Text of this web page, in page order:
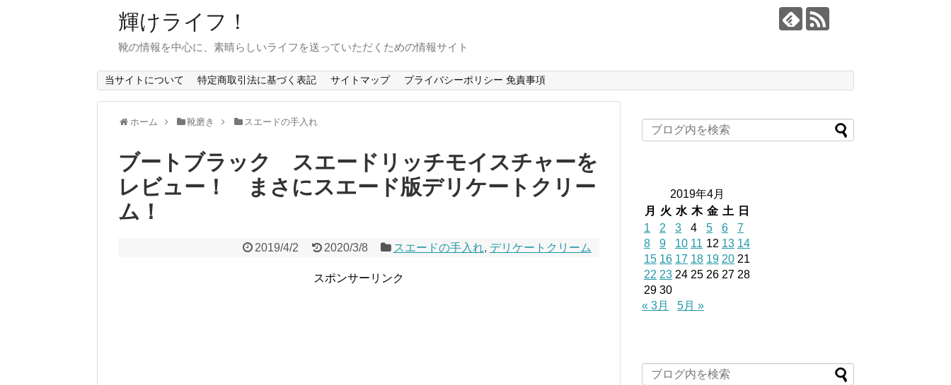
輝けライフ！
靴の情報を中心に、素晴らしいライフを送っていただくための情報サイト
当サイトについて 特定商取引法に基づく表記 サイトマップ プライバシーポリシー 免責事項
ホーム 靴磨き スエードの手入れ
ブートブラック スエードリッチモイスチャーを
レビュー！ まさにスエード版デリケートクリー
ム！
2019/4/2 2020/3/8 スエードの手入れ, デリケートクリーム
スポンサーリンク
2019年4月
月
火 水 木 金 土
日
1
2 3 4 5 6
7
8
9 10 11 12 13 14
15 16 17 18 19 20 21
22 23 24 25 26 27 28
29 30
« 3月
5月 »